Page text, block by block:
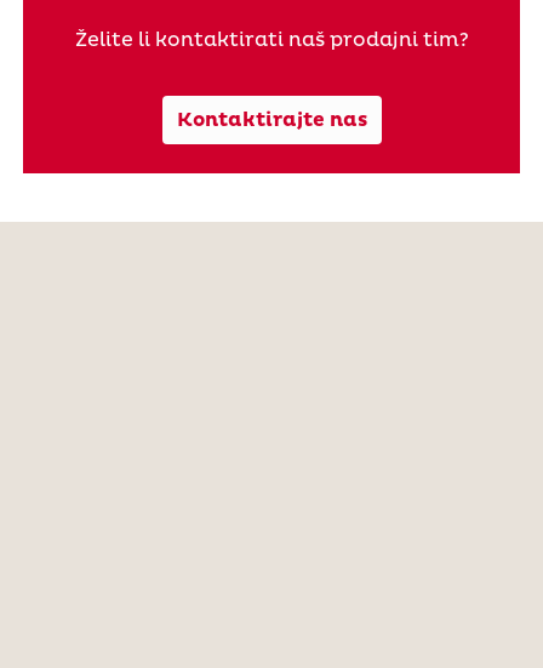
Želite li kontaktirati naš prodajni tim?
Kontaktirajte nas